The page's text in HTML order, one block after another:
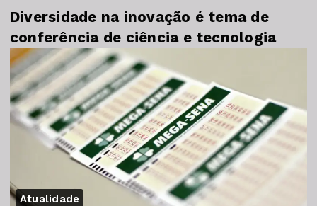
Diversidade na inovação é tema de
conferência de ciência e tecnologia
Atualidade